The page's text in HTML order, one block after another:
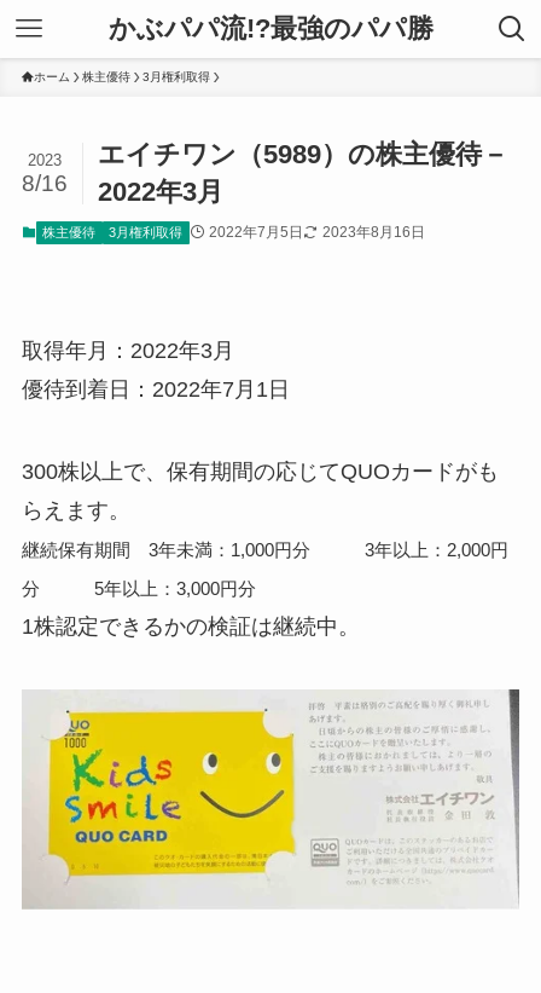
かぶパパ流!?最強のパパ勝
ホーム 株主優待 3月権利取得
エイチワン（5989）の株主優待－
2022年3月
2023
8/16
株主優待 3月権利取得 2022年7月5日 2023年8月16日
取得年月：2022年3月
優待到着日：2022年7月1日
300株以上で、保有期間の応じてQUOカードがも
らえます。
継続保有期間 3年未満：1,000円分 3年以上：2,000円
分 5年以上：3,000円分
1株認定できるかの検証は継続中。